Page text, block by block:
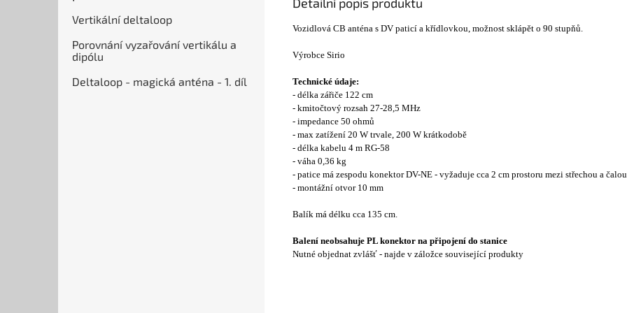
Vertikální deltaloop
Porovnání vyzařování vertikálu a
dipólu
Deltaloop - magická anténa - 1. díl
Vozidlová CB anténa s DV paticí a křídlovkou, možnost sklápět o 90 stupňů.
Výrobce Sirio
Technické údaje:
- délka zářiče 122 cm
- kmitočtový rozsah 27-28,5 MHz
- impedance 50 ohmů
- max zatížení 20 W trvale, 200 W krátkodobě
- délka kabelu 4 m RG-58
- váha 0,36 kg
- patice má zespodu konektor DV-NE - vyžaduje cca 2 cm prostoru mezi střechou a
- montážní otvor 10 mm
Balík má délku cca 135 cm.
Balení neobsahuje PL konektor na připojení do stanice
Nutné objednat zvlášť - najde v záložce související produkty